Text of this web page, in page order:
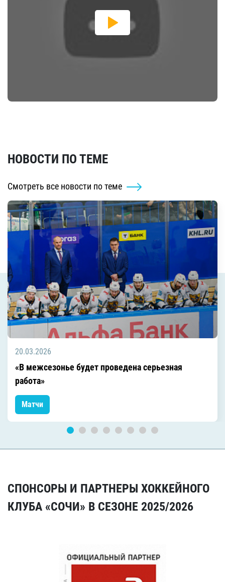
НОВОСТИ ПО ТЕМЕ
Смотреть все новости по теме
20.03.2026
«В межсезонье будет проведена серьезная
работа»
Матчи
СПОНСОРЫ И ПАРТНЕРЫ ХОККЕЙНОГО
КЛУБА «СОЧИ» В СЕЗОНЕ 2025/2026